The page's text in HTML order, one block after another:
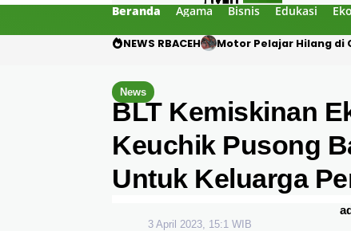
Beranda Agama Bisnis Edukasi
NEWS RBACEH Mengaku Polisi, Tiga
News
BLT Kemiskinan
Keuchik Pusong
Untuk Keluarga
3 April 2023, 15:1 WIB